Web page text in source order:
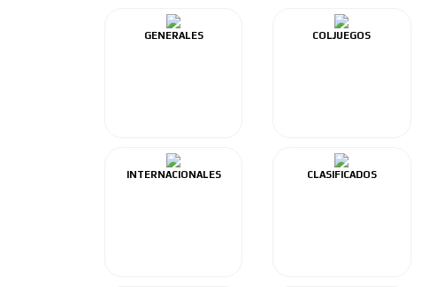
GENERALES COLJUEGOS
INTERNACIONALES CLASIFICADOS